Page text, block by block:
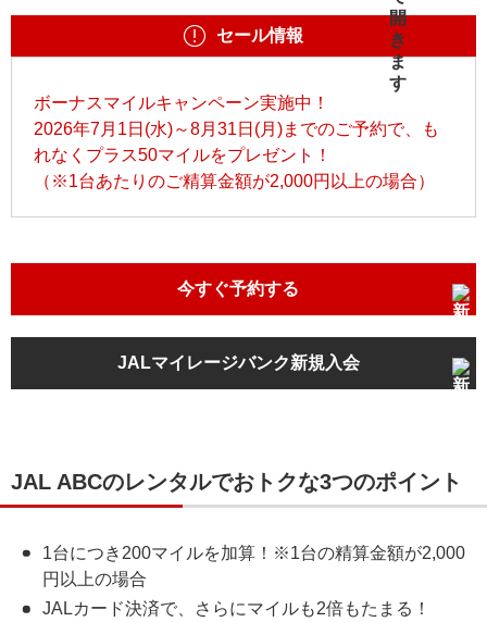
セール情報
ボーナスマイルキャンペーン実施中！
2026年7月1日(水)～8月31日(月)までのご予約で、も
れなくプラス50マイルをプレゼント！
（※1台あたりのご精算金額が2,000円以上の場合）
今すぐ予約する
JALマイレージバンク新規入会
JAL ABCのレンタルでおトクな3つのポイント
1台につき200マイルを加算！※1台の精算金額が2,000
円以上の場合
JALカード決済で、さらにマイルも2倍もたまる！